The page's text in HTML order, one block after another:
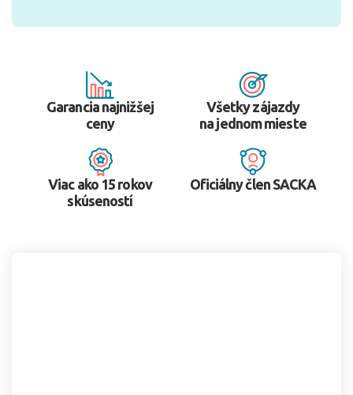
Garancia najnižšej
ceny
Všetky zájazdy
na jednom mieste
Viac ako 15 rokov
skúseností
Oficiálny člen SACKA